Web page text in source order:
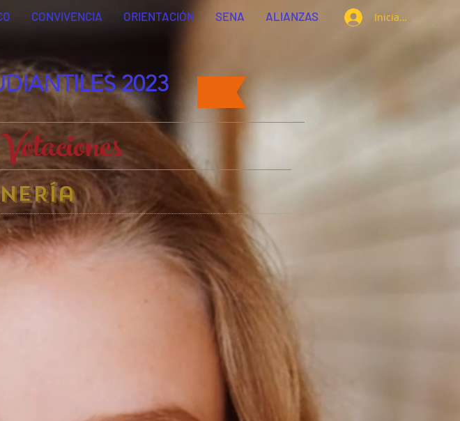
CONVIVENCIA ORIENTACIÓN SENA ALIANZAS Iniciar sesión
2023